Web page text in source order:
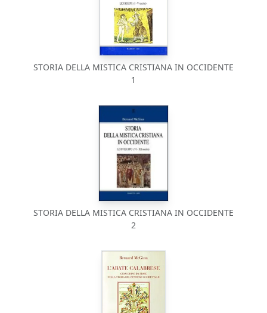
STORIA DELLA MISTICA CRISTIANA IN OCCIDENTE
1
STORIA DELLA MISTICA CRISTIANA IN OCCIDENTE
2